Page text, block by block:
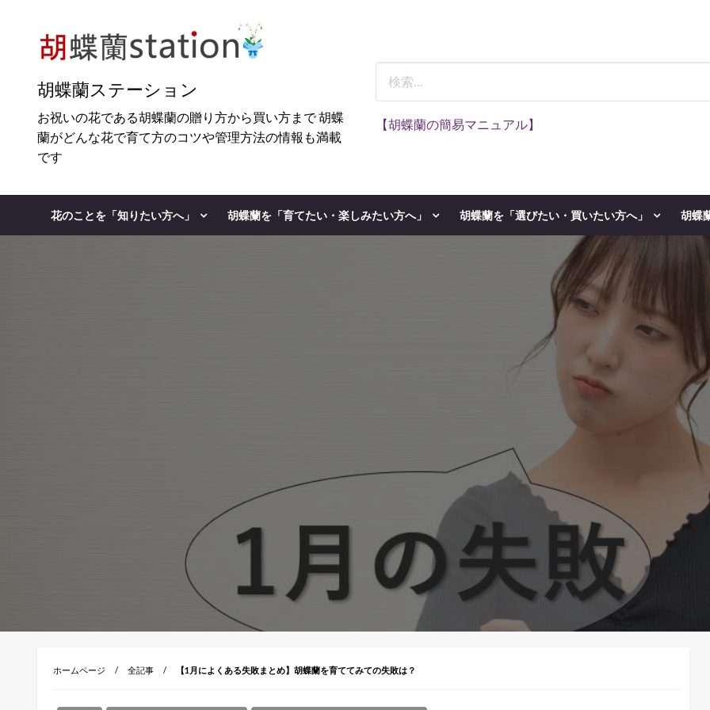
胡蝶蘭ステーション
お祝いの花である胡蝶蘭の贈り方から買い方まで 胡蝶
蘭がどんな花で育て方のコツや管理方法の情報も満載
です
【胡蝶蘭の簡易マニュアル】
花のことを「知りたい方へ」 胡蝶蘭を「育てたい・楽しみたい方へ」 胡蝶蘭を「選びたい・買いたい方へ」 胡蝶
ホームページ 全記事 【1月によくある失敗まとめ】胡蝶蘭を育ててみての失敗は？